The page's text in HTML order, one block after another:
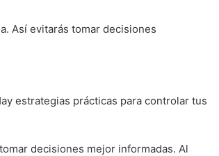
Así evitarás tomar decisiones
estrategias prácticas para controlar tus
decisiones mejor informadas. Al